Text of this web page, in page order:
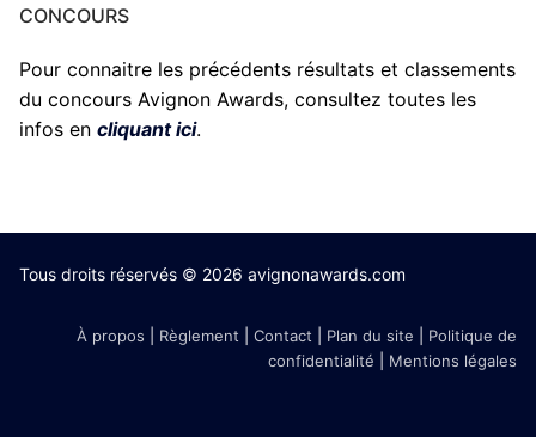
CONCOURS
Pour connaitre les précédents résultats et classements
du concours Avignon Awards, consultez toutes les
infos en cliquant ici.
Tous droits réservés © 2026 avignonawards.com
À propos Règlement Contact Plan du site
Politique de
confidentialité
Mentions légales